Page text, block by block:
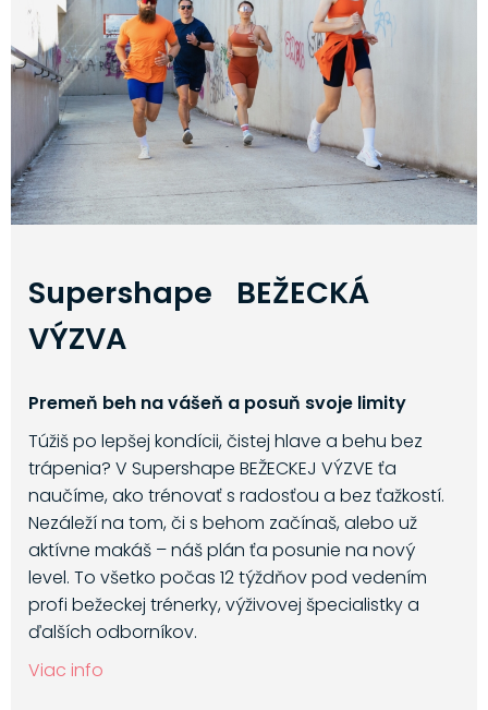
Supershape BEŽECKÁ
VÝZVA
Premeň beh na vášeň a posuň svoje limity
Túžiš po lepšej kondícii, čistej hlave a behu bez
trápenia? V Supershape BEŽECKEJ VÝZVE ťa
naučíme, ako trénovať s radosťou a bez ťažkostí.
Nezáleží na tom, či s behom začínaš, alebo už
aktívne makáš – náš plán ťa posunie na nový
level. To všetko počas 12 týždňov pod vedením
profi bežeckej trénerky, výživovej špecialistky a
ďalších odborníkov.
Viac info